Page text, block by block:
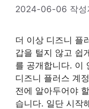
2024-06-06 작성
더 이상 디즈니 플
갑을 털지 않고 쉽
를 공개합니다. 이
디즈니 플러스 계
전에 알아두어야
습니다. 일단 시작